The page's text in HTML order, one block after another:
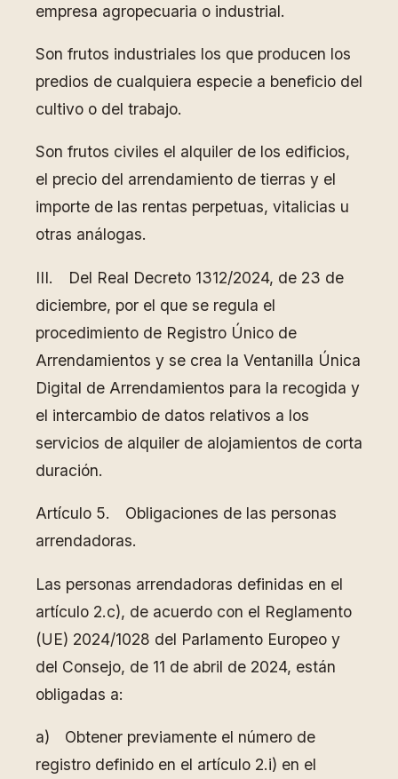
empresa agropecuaria o industrial.
Son frutos industriales los que producen los
predios de cualquiera especie a beneficio del
cultivo o del trabajo.
Son frutos civiles el alquiler de los edificios,
el precio del arrendamiento de tierras y el
importe de las rentas perpetuas, vitalicias u
otras análogas.
III. Del Real Decreto 1312/2024, de 23 de
diciembre, por el que se regula el
procedimiento de Registro Único de
Arrendamientos y se crea la Ventanilla Única
Digital de Arrendamientos para la recogida y
el intercambio de datos relativos a los
servicios de alquiler de alojamientos de corta
duración.
Artículo 5. Obligaciones de las personas
arrendadoras.
Las personas arrendadoras definidas en el
artículo 2.c), de acuerdo con el Reglamento
(UE) 2024/1028 del Parlamento Europeo y
del Consejo, de 11 de abril de 2024, están
obligadas a:
a) Obtener previamente el número de
registro definido en el artículo 2.i) en el